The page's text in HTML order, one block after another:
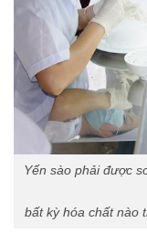
Yến sào phải được
bất kỳ hóa chất nào